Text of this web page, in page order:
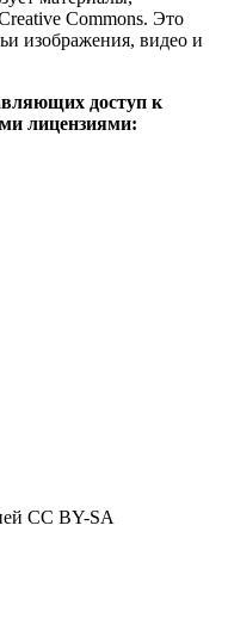
Commons. Это
изображения, видео и
доступ к
лицензиями:
CC BY-SA